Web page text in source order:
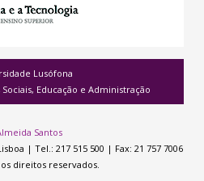
Lusófona
Educação e Administração
Santos
| Tel.: 217 515 500 | Fax: 21 757 7006
direitos reservados.